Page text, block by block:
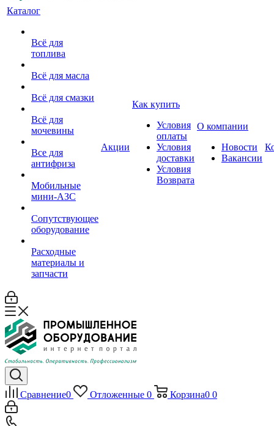
Каталог
Всё для
топлива
Всё для масла
Всё для смазки
Всё для
мочевины
Все для
антифриза
Мобильные
мини-АЗС
Сопутствующее
оборудование
Расходные
материалы и
запчасти
Акции
Как купить
Условия
оплаты
Условия
доставки
Условия
Возврата
О компании
Новости
Вакансии
Сравнение0 Отложенные 0 Корзина0 0